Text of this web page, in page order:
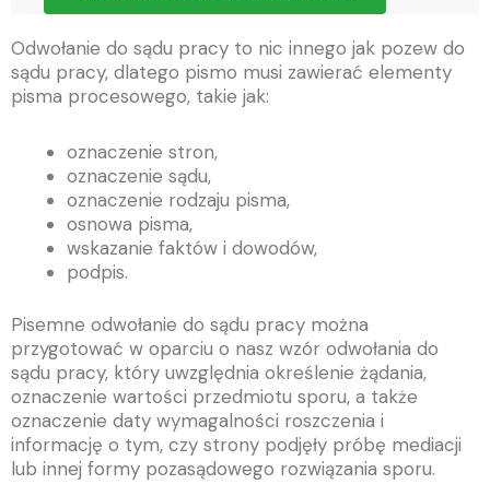
Odwołanie do sądu pracy to nic innego jak pozew do
sądu pracy, dlatego pismo musi zawierać elementy
pisma procesowego, takie jak:
oznaczenie stron,
oznaczenie sądu,
oznaczenie rodzaju pisma,
osnowa pisma,
wskazanie faktów i dowodów,
podpis.
Pisemne odwołanie do sądu pracy można
przygotować w oparciu o nasz wzór odwołania do
sądu pracy, który uwzględnia określenie żądania,
oznaczenie wartości przedmiotu sporu, a także
oznaczenie daty wymagalności roszczenia i
informację o tym, czy strony podjęły próbę mediacji
lub innej formy pozasądowego rozwiązania sporu.